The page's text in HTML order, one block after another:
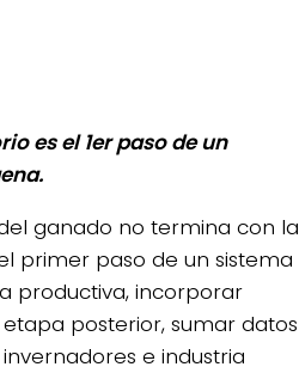
es el 1er paso de un
ganado no termina con la
primer paso de un sistema
productiva, incorporar
posterior, sumar datos
e industria